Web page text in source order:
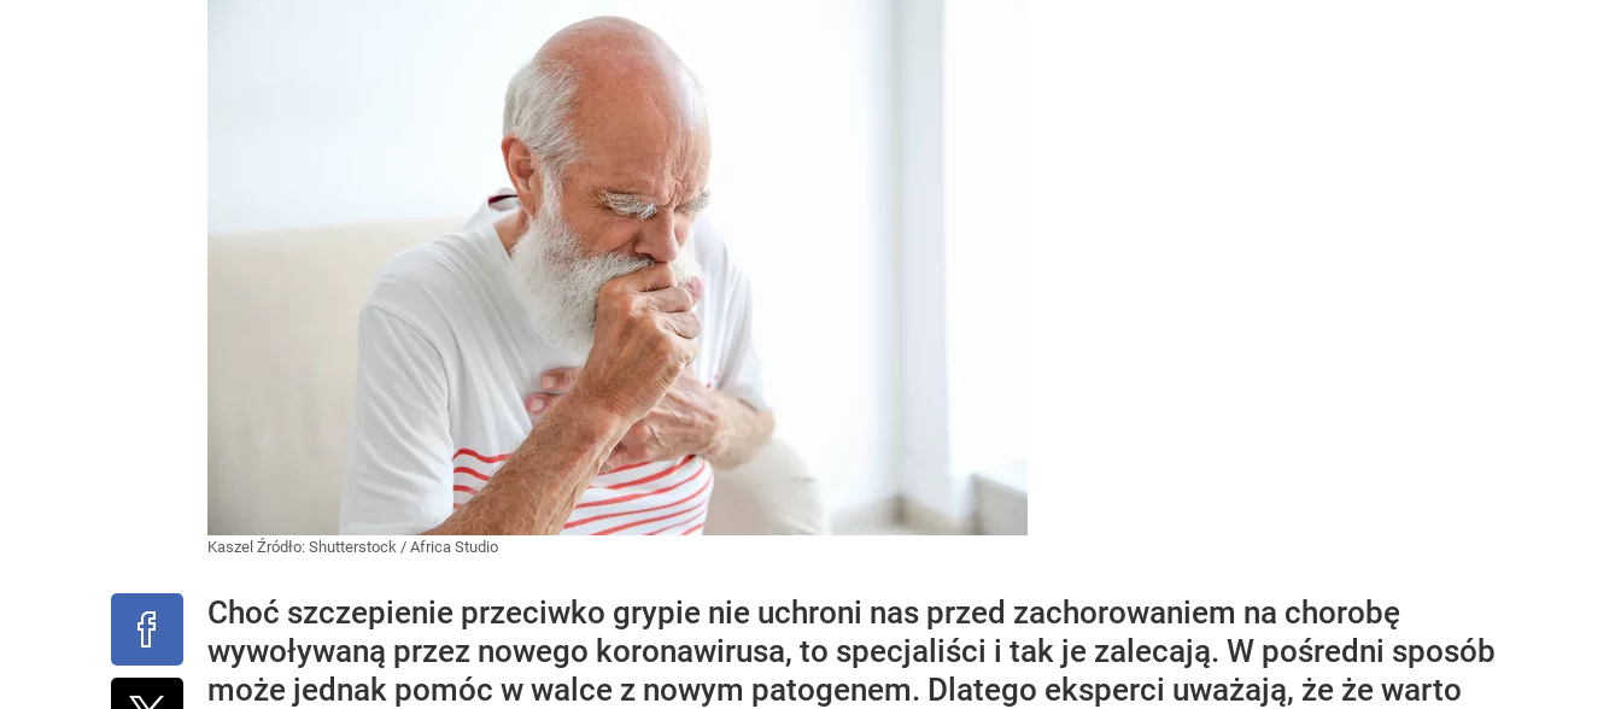
Kaszel Źródło: Shutterstock / Africa Studio
Choć szczepienie przeciwko grypie nie uchroni nas przed zachorowaniem na chorobę
wywoływaną przez nowego koronawirusa, to specjaliści i tak je zalecają. W pośredni sposób
może jednak pomóc w walce z nowym patogenem. Dlatego eksperci uważają, że że warto